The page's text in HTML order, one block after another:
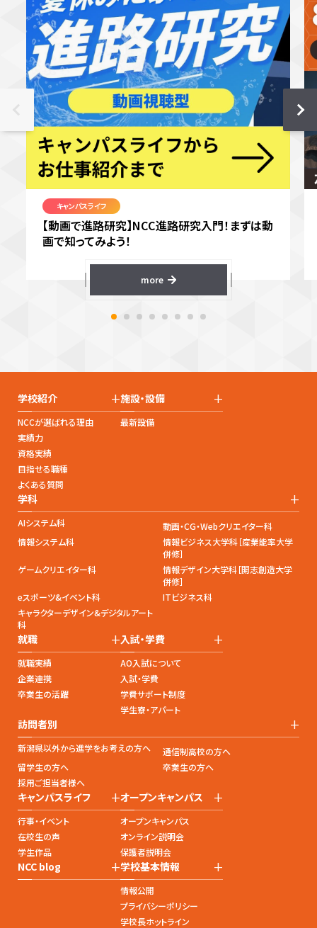
キャンパスライフ
【動画で進路研究】NCC進路研究入門！まずは動
画で知ってみよう！
more
学校紹介 +
NCCが選ばれる理由
実績力
資格実績
目指せる職種
よくある質問
施設・設備 +
最新設備
学科 +
AIシステム科
動画・CG・Webクリエイター科
情報システム科
情報ビジネス大学科［産業能率大学
併修］
ゲームクリエイター科
情報デザイン大学科［開志創造大学
併修］
eスポーツ&イベント科
ITビジネス科
キャラクターデザイン&デジタルアート
科
就職 +
就職実績
企業連携
卒業生の活躍
入試・学費 +
AO入試について
入試・学費
学費サポート制度
学生寮・アパート
訪問者別 +
新潟県以外から進学をお考えの方へ
通信制高校の方へ
留学生の方へ
卒業生の方へ
採用ご担当者様へ
キャンパスライフ +
行事・イベント
在校生の声
学生作品
オープンキャンパス +
オープンキャンパス
オンライン説明会
保護者説明会
NCC blog +学校基本情報 +
情報公開
プライバシーポリシー
学校長ホットライン